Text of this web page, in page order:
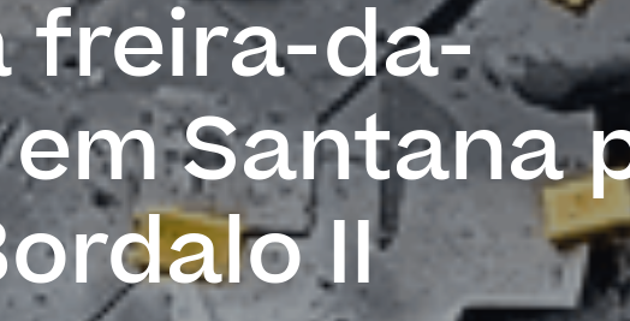
freira-da-
Santana
II